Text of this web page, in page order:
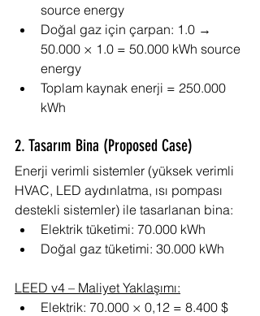
source energy
Doğal gaz için çarpan: 1.0 →
50.000 × 1.0 = 50.000 kWh source
energy
Toplam kaynak enerji = 250.000
kWh
2. Tasarım Bina (Proposed Case)
Enerji verimli sistemler (yüksek verimli
HVAC, LED aydınlatma, ısı pompası
destekli sistemler) ile tasarlanan bina:
Elektrik tüketimi: 70.000 kWh
Doğal gaz tüketimi: 30.000 kWh
LEED v4 – Maliyet Yaklaşımı:
Elektrik: 70.000 × 0,12 = 8.400 $